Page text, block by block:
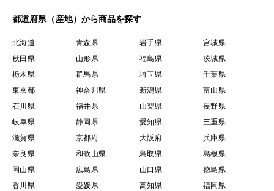
太陽と大地、雨と風。
土地に息づく微生物たち。
肥料を使わず、目には見えないめぐりと調和を大切に、
まっすぐに実った梅です。
表面に見える斑点やキズも、自然が歩んできたしるし。
都道府県（産地）から商品を探す
北海道 青森県 岩手県
宮城県
秋田県
山形県 福島県
茨城県
栃木県
群馬県 埼玉県
千葉県
東京都
神奈川県 新潟県
富山県
石川県
福井県 山梨県
長野県
岐阜県
静岡県 愛知県
三重県
滋賀県
京都府 大阪府
兵庫県
奈良県
和歌山県 鳥取県
島根県
岡山県
広島県 山口県
徳島県
香川県
愛媛県 高知県 福岡県